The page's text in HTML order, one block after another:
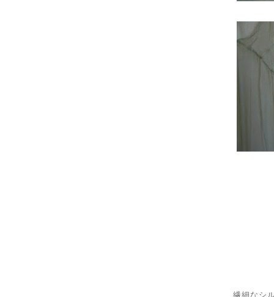
繊細なシ